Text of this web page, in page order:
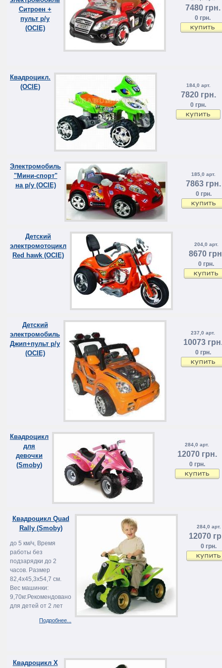
Ситроен +
пульт р/у
(OCIE)
7480 грн.
0 грн.
Квадроцикл.
(OCIE)
184,0 арт.
7820 грн.
0 грн.
Электромобиль
"Мини-спорт"
на р/у (OCIE)
185,0 арт.
7863 грн.
0 грн.
Детский
электромотоцикл
Red hawk (OCIE)
204,0 арт.
8670
0 грн.
Детский
электромобиль
Джип+пульт р/у
(OCIE)
237,0 арт.
10073
0 грн.
Квадроцикл
для
девочки
(Smoby)
284,0 арт.
12070 грн.
0 грн.
Квадроцикл Quad
Rally (Smoby)
до 5 км/ч, Время
работы без
подзарядки до 2
часов. Размер
82,4х45,3х54,7 см.
Вес машинки:
9,70кг.Рекомендовано
для детей от 2 лет
Подробнее...
284,0 арт.
12070
0 грн.
Квадроцикл X